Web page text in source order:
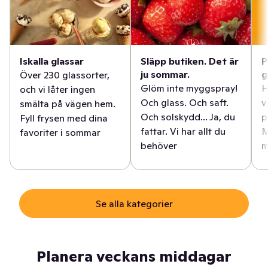
Iskalla glassar
Över 230 glassorter,
och vi låter ingen
smälta på vägen hem.
Fyll frysen med dina
favoriter i sommar
Släpp butiken. Det är
ju sommar.
Glöm inte myggspray!
Och glass. Och saft.
Och solskydd... Ja, du
fattar. Vi har allt du
behöver
Se alla kategorier
Planera veckans middagar